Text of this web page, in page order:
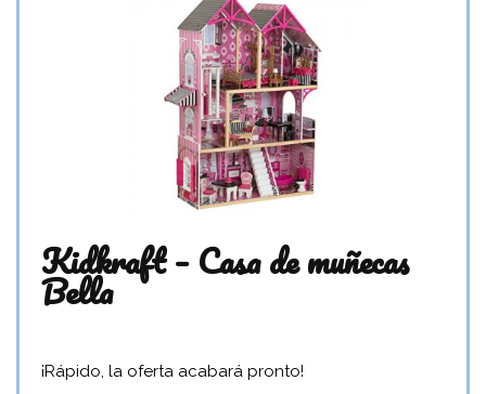
Kidkraft – Casa de muñecas
Bella
¡Rápido, la oferta acabará pronto!